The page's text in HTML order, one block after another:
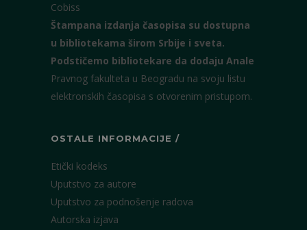
Cobiss
Štampana izdanja časopisa su dostupna
u bibliotekama širom Srbije i sveta.
Podstičemo bibliotekare da dodaju Anale
Pravnog fakulteta u Beogradu na svoju listu
elektronskih časopisa s otvorenim pristupom.
OSTALE INFORMACIJE /
Etički kodeks
Uputstvo za autore
Uputstvo za podnošenje radova
Autorska izjava